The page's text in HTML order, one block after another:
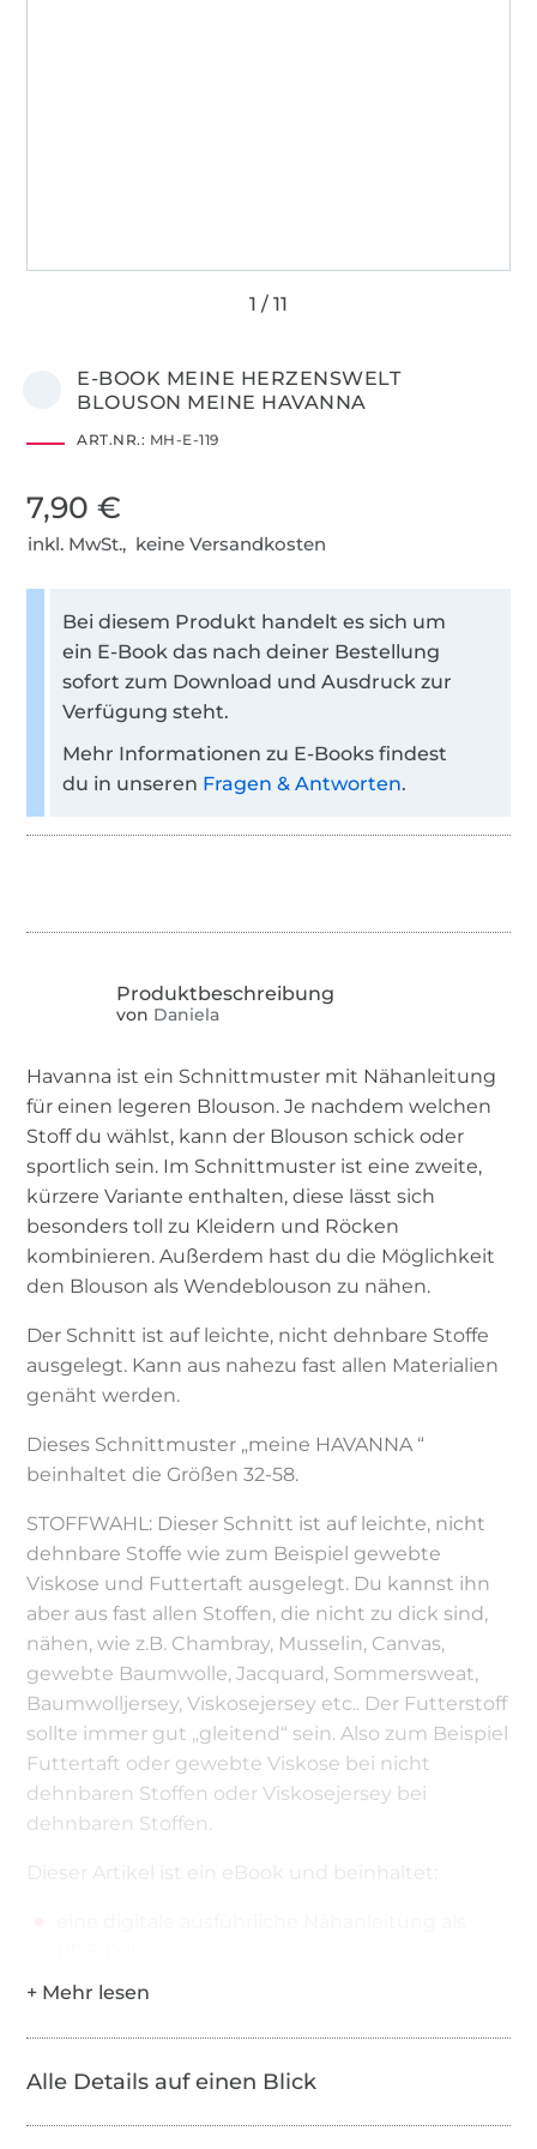
E-BOOK MEINE HERZENSWELT
BLOUSON MEINE HAVANNA
ART.NR.: MH-E-119
7,90 €
inkl. MwSt., keine Versandkosten
Bei diesem Produkt handelt es sich um
ein E-Book das nach deiner Bestellung
sofort zum Download und Ausdruck zur
Verfügung steht.
Mehr Informationen zu E-Books findest
du in unseren Fragen & Antworten.
von Daniela
Havanna ist ein Schnittmuster mit Nähanleitung
für einen legeren Blouson. Je nachdem welchen
Stoff du wählst, kann der Blouson schick oder
sportlich sein. Im Schnittmuster ist eine zweite,
kürzere Variante enthalten, diese lässt sich
besonders toll zu Kleidern und Röcken
kombinieren. Außerdem hast du die Möglichkeit
den Blouson als Wendeblouson zu nähen.
Der Schnitt ist auf leichte, nicht dehnbare Stoffe
ausgelegt. Kann aus nahezu fast allen Materialien
genäht werden.
Dieses Schnittmuster „meine HAVANNA “
beinhaltet die Größen 32-58.
STOFFWAHL: Dieser Schnitt ist auf leichte, nicht
dehnbare Stoffe wie zum Beispiel gewebte
Viskose und Futtertaft ausgelegt. Du kannst ihn
aber aus fast allen Stoffen, die nicht zu dick sind,
nähen, wie z.B. Chambray, Musselin, Canvas,
gewebte Baumwolle, Jacquard, Sommersweat,
Baumwolljersey, Viskosejersey etc.. Der Futterstoff
sollte immer gut „gleitend“ sein. Also zum Beispiel
Futtertaft oder gewebte Viskose bei nicht
dehnbaren Stoffen oder Viskosejersey bei
dehnbaren Stoffen.
Dieser Artikel ist ein eBook und beinhaltet:
Schnittmuster in A4 und als Plott-Datei (A0) als
Wenn Du das eBook kaufst, erhältst Du das
als A4 und als Plott-Datei (A0 und größer). Die
Alle Details auf einen Blick